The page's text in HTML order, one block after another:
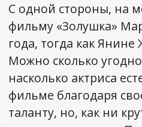
С одной стороны, на
фильму «Золушка»
года, тогда как
Можно сколько
насколько актриса
фильме благодаря
таланту, но, как ни